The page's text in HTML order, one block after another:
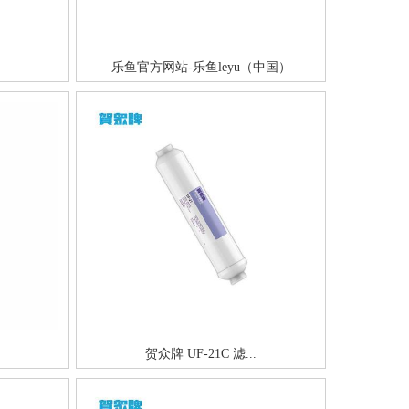
乐鱼官方网站-乐鱼leyu（中国）
贺众牌 UF-21C 滤...